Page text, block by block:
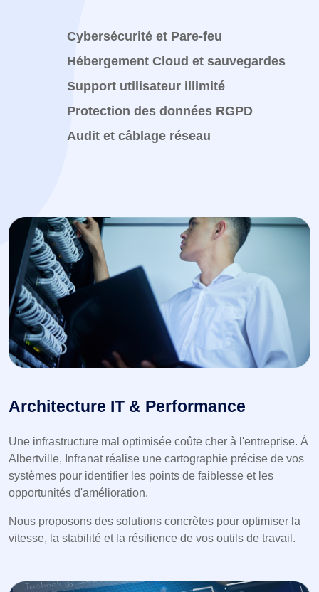
Cybersécurité et Pare-feu
Hébergement Cloud et sauvegardes
Support utilisateur illimité
Protection des données RGPD
Audit et câblage réseau
Architecture IT & Performance
Une infrastructure mal optimisée coûte cher à l'entreprise. À
Albertville, Infranat réalise une cartographie précise de vos
systèmes pour identifier les points de faiblesse et les
opportunités d'amélioration.
Nous proposons des solutions concrètes pour optimiser la
vitesse, la stabilité et la résilience de vos outils de travail.